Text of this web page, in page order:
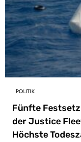
POLITIK
Fünfte
der Justice
Höchste